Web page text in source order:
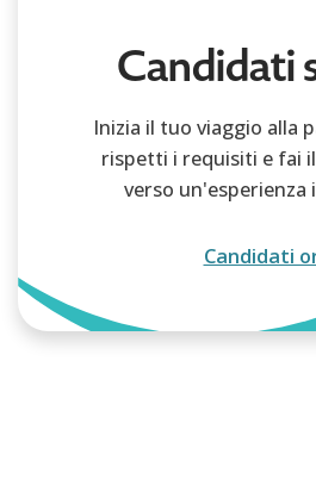
Candidati
Inizia il tuo viaggio alla
rispetti i requisiti e fai
verso un'esperienza
Candidati